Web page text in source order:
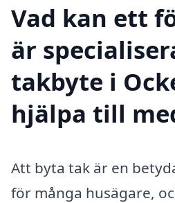
Vad kan ett
är
takbyte i
hjälpa till
Att byta tak är en
för många husägare,